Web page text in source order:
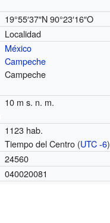
19°55′37″N 90°23′16″O
Localidad
México
Campeche
Campeche
10 m s. n. m.
1123 hab.
Tiempo del Centro (UTC -6)
24560
040020081